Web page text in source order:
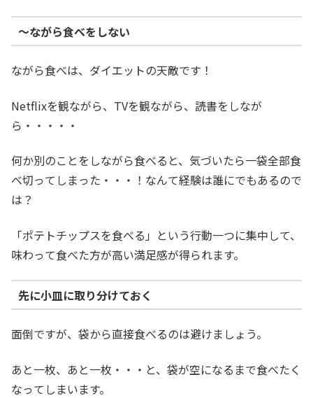
〜ながら食べをしない
ながら食べは、ダイエットの天敵です！
Netflixを観ながら、TVを観ながら、読書をしなが
ら・・・・・
何か別のことをしながら食べると、気づいたら一袋全部食
べ切ってしまった・・・！なんて経験は誰にでもあるので
は？
「ポテトチップスを食べる」という行動一つに集中して、
味わって食べた方が高い満足感が得られます。
先に小皿に取り分けておく
面倒ですが、袋から直接食べるのは避けましょう。
あと一枚、あと一枚・・・と、袋が空になるまで食べたく
なってしまいます。